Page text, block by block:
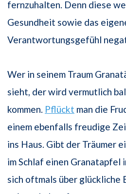
fernzuhalten. Denn diese
Gesundheit sowie das
Verantwortungsgefühl
Wer in seinem Traum
sieht, der wird vermutlich
kommen. Pflückt man die
einem ebenfalls freudige
ins Haus. Gibt der Träumer
im Schlaf einen Granatapfel
sich oftmals über glückliche